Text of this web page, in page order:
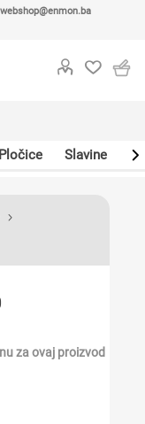
webshop@enmon.ba
Pločice Slavine
za ovaj proizvod